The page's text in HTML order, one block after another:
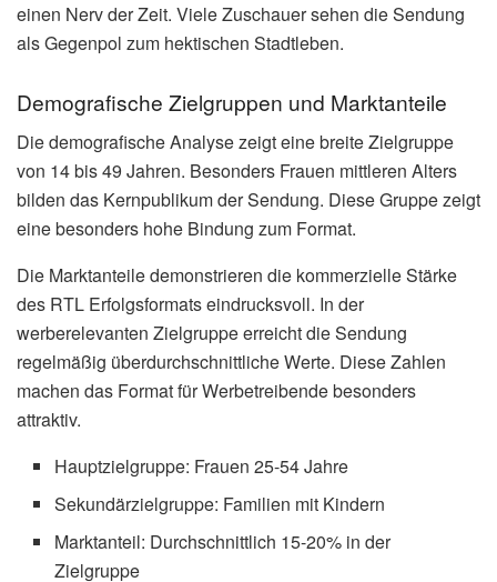
einen Nerv der Zeit. Viele Zuschauer sehen die Sendung
als Gegenpol zum hektischen Stadtleben.
Demografische Zielgruppen und Marktanteile
Die demografische Analyse zeigt eine breite Zielgruppe
von 14 bis 49 Jahren. Besonders Frauen mittleren Alters
bilden das Kernpublikum der Sendung. Diese Gruppe zeigt
eine besonders hohe Bindung zum Format.
Die Marktanteile demonstrieren die kommerzielle Stärke
des RTL Erfolgsformats eindrucksvoll. In der
werberelevanten Zielgruppe erreicht die Sendung
regelmäßig überdurchschnittliche Werte. Diese Zahlen
machen das Format für Werbetreibende besonders
attraktiv.
Hauptzielgruppe: Frauen 25-54 Jahre
Sekundärzielgruppe: Familien mit Kindern
Marktanteil: Durchschnittlich 15-20% in der
Zielgruppe